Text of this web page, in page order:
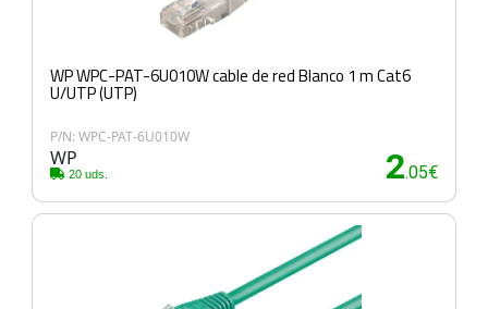
WP WPC-PAT-6U010W cable de red Blanco 1 m Cat6
U/UTP (UTP)
P/N: WPC-PAT-6U010W
WP
20 uds. 2.05€